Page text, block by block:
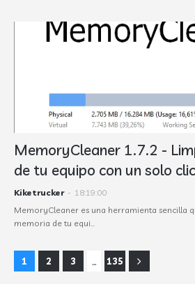
MemoryCleaner 1.7.2 -
de tu equipo con un solo clic
Kiketrucker - 18:19:00
MemoryCleaner es una herramienta sencilla
memoria de tu equi…
1 2 3 ... 135